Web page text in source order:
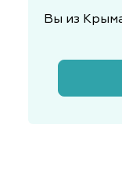
Вы из